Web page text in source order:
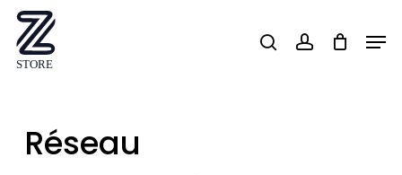
Skip
main
searchaccount
Réseau
Close